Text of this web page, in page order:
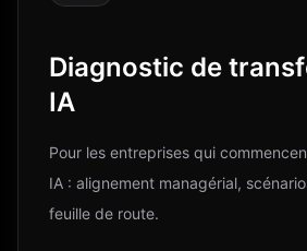
Diagnostic de
IA
Pour les entreprises qui
IA : alignement managérial,
feuille de route.